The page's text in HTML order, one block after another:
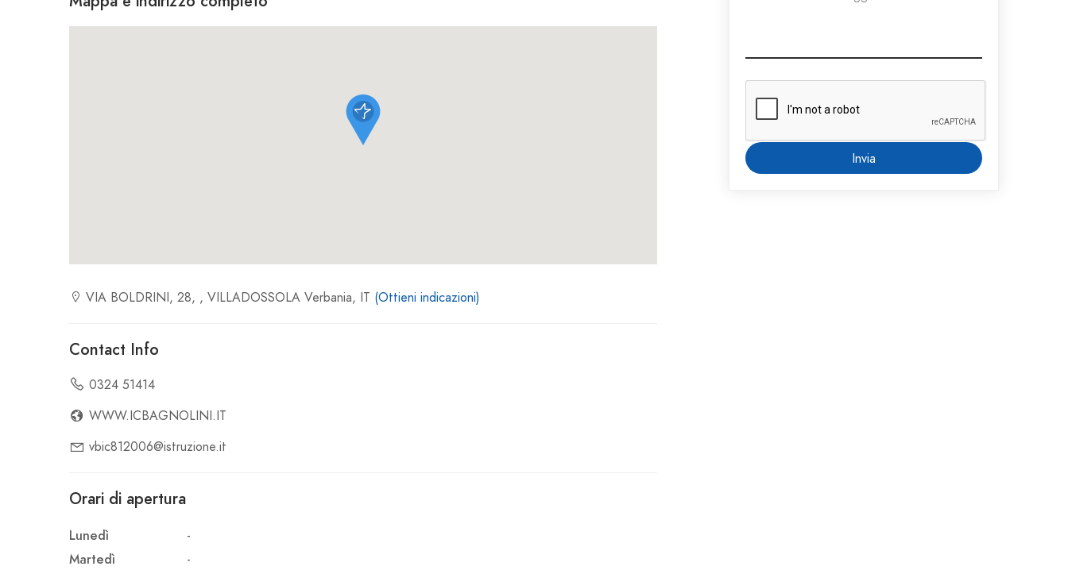
VIA BOLDRINI, 28, , VILLADOSSOLA Verbania, IT (Ottieni indicazioni)
Contact Info
0324 51414
WWW.ICBAGNOLINI.IT
vbic812006@istruzione.it
Orari di apertura
Lunedì
-
Martedì
-
Invia